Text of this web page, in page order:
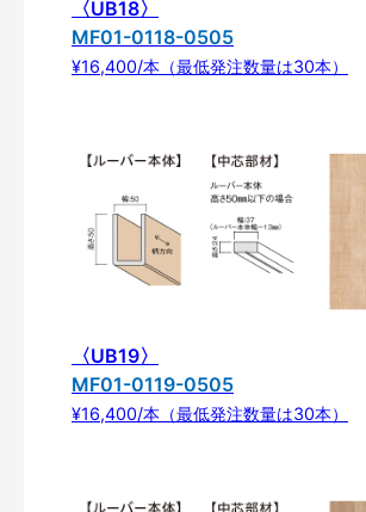
〈UB18〉
MF01-0118-0505
¥16,400/本（最低発注数量は30本）
〈UB19〉
MF01-0119-0505
¥16,400/本（最低発注数量は30本）